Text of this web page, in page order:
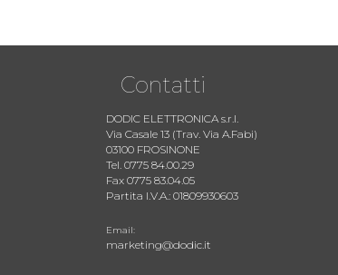
Contatti
DODIC ELETTRONICA s.r.l.
Via Casale 13 (Trav. Via A.Fabi)
03100 FROSINONE
Tel. 0775 84.00.29
Fax 0775 83.04.05
Partita I.V.A.: 01809930603
Email:
marketing@dodic.it